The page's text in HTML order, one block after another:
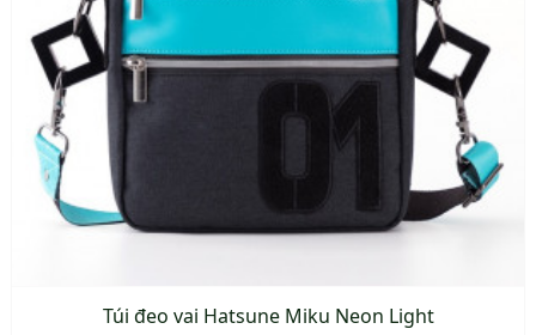
có
thể
được
chọn
trên
trang
Túi đeo vai Hatsune Miku Neon Light